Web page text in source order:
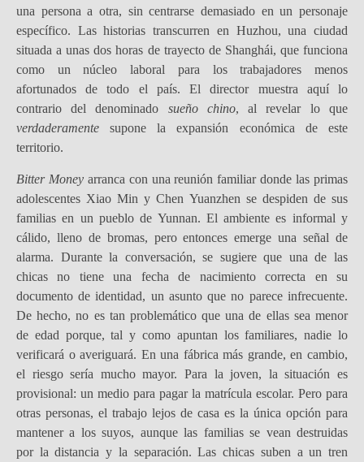
una persona a otra, sin centrarse demasiado en un personaje
específico. Las historias transcurren en Huzhou, una ciudad
situada a unas dos horas de trayecto de Shanghái, que funciona
como un núcleo laboral para los trabajadores menos
afortunados de todo el país. El director muestra aquí lo
contrario del denominado sueño chino, al revelar lo que
verdaderamente supone la expansión económica de este
territorio.
Bitter Moneyarranca con una reunión familiar donde las primas
adolescentes Xiao Min y Chen Yuanzhen se despiden de sus
familias en un pueblo de Yunnan. El ambiente es informal y
cálido, lleno de bromas, pero entonces emerge una señal de
alarma. Durante la conversación, se sugiere que una de las
chicas no tiene una fecha de nacimiento correcta en su
documento de identidad, un asunto que no parece infrecuente.
De hecho, no es tan problemático que una de ellas sea menor
de edad porque, tal y como apuntan los familiares, nadie lo
verificará o averiguará. En una fábrica más grande, en cambio,
el riesgo sería mucho mayor. Para la joven, la situación es
provisional: un medio para pagar la matrícula escolar. Pero para
otras personas, el trabajo lejos de casa es la única opción para
mantener a los suyos, aunque las familias se vean destruidas
por la distancia y la separación. Las chicas suben a un tren